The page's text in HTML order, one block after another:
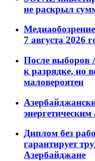
не раскрыл
7 августа 2026
После выборов
к разрядке, но
маловероятен
Диплом без
гарантирует
Азербайджане